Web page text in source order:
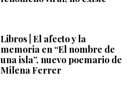
Libros | El afecto y la
memoria en “El nombre de
una isla”, nuevo poemario de
Milena Ferrer